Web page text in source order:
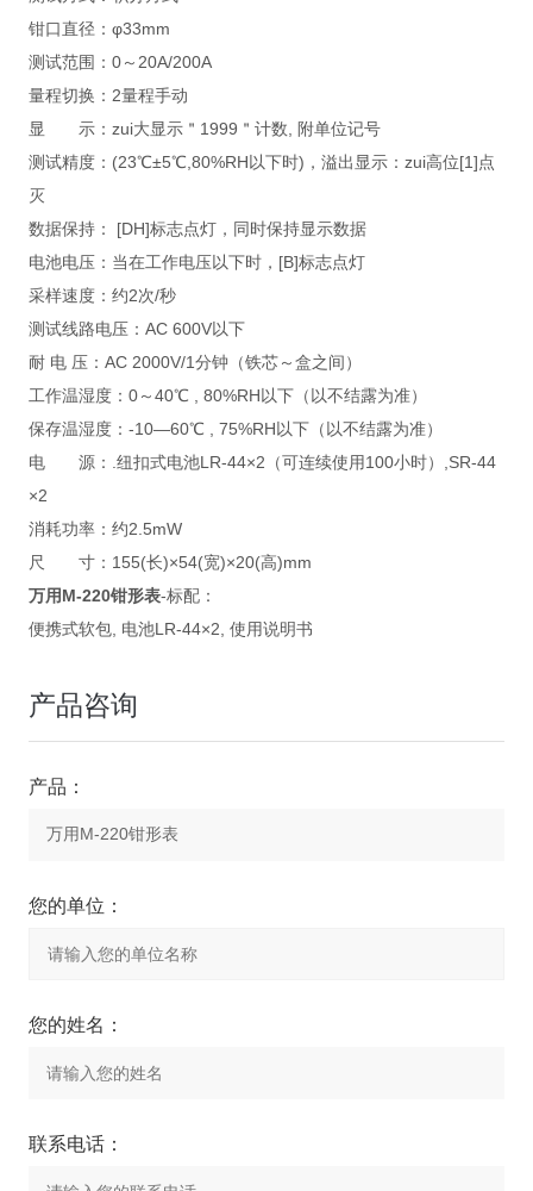
钳口直径：φ33mm
测试范围：0～20A/200A
量程切换：2量程手动
显 示：zui大显示＂1999＂计数, 附单位记号
测试精度：(23℃±5℃,80%RH以下时)，溢出显示：zui高位[1]点
灭
数据保持： [DH]标志点灯，同时保持显示数据
电池电压：当在工作电压以下时，[B]标志点灯
采样速度：约2次/秒
测试线路电压：AC 600V以下
耐 电 压：AC 2000V/1分钟（铁芯～盒之间）
工作温湿度：0～40℃ , 80%RH以下（以不结露为准）
保存温湿度：-10—60℃ , 75%RH以下（以不结露为准）
电 源：.纽扣式电池LR-44×2（可连续使用100小时）,SR-44
×2
消耗功率：约2.5mW
尺 寸：155(长)×54(宽)×20(高)mm
万用M-220钳形表-标配：
便携式软包, 电池LR-44×2, 使用说明书
产品咨询
产品：
您的单位：
您的姓名：
联系电话：